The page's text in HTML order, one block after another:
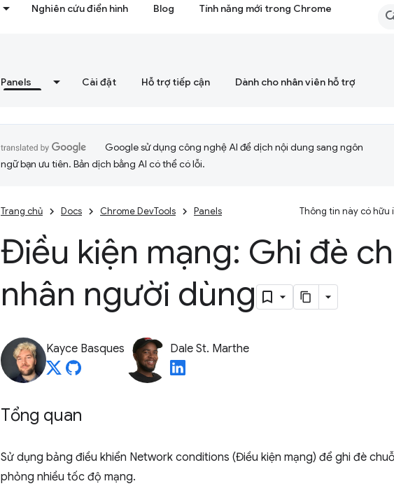
Nghiên cứu điển hình Blog Tính năng mới trong Chrome
Panels Cài đặt Hỗ trợ tiếp cận Dành cho nhân viên hỗ trợ
Google sử dụng công nghệ AI để dịch nội dung sang ngôn
ngữ bạn ưu tiên. Bản dịch bằng AI có thể có lỗi.
Trang chủ Docs Chrome DevTools Panels Thông tin này có hữu
Điều kiện mạng: Ghi đè
nhân người dùng
Kayce Basques Dale St. Marthe
Tổng quan
Sử dụng bảng điều khiển Network conditions (Điều kiện mạng) để ghi đè
phỏng nhiều tốc độ mạng.